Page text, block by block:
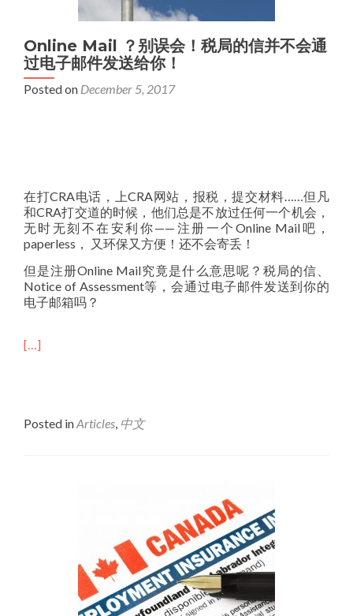
Online Mail ？别误会！税局的信并不会通
过电子邮件发送给你！
Posted on December 5, 2017
在打CRA电话，上CRA网站，报税，提交材料……但凡
和CRA打交道的时候，他们总是不放过任何一个机会，
无时无刻不在安利你——注册一个Online Mail吧，
paperless， 又环保又方便！还不会寄丢！
但是注册Online Mail究竟是什么意思呢？税局的信、
Notice of Assessment等，会通过电子邮件发送到你的
电子邮箱吗？
[…]
Posted inArticles, 中文